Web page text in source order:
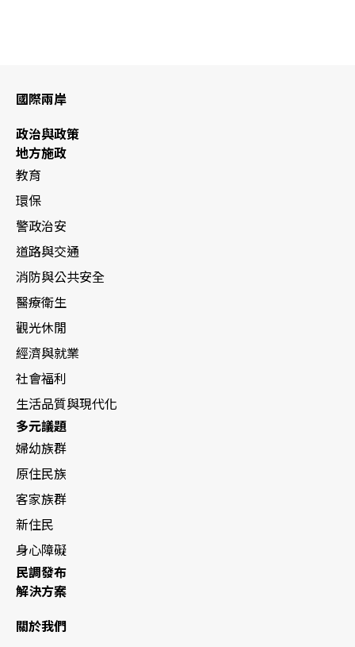
國際兩岸
政治與政策
地方施政
教育
環保
警政治安
道路與交通
消防與公共安全
醫療衛生
觀光休閒
經濟與就業
社會福利
生活品質與現代化
多元議題
婦幼族群
原住民族
客家族群
新住民
身心障礙
民調發布
解決方案
關於我們